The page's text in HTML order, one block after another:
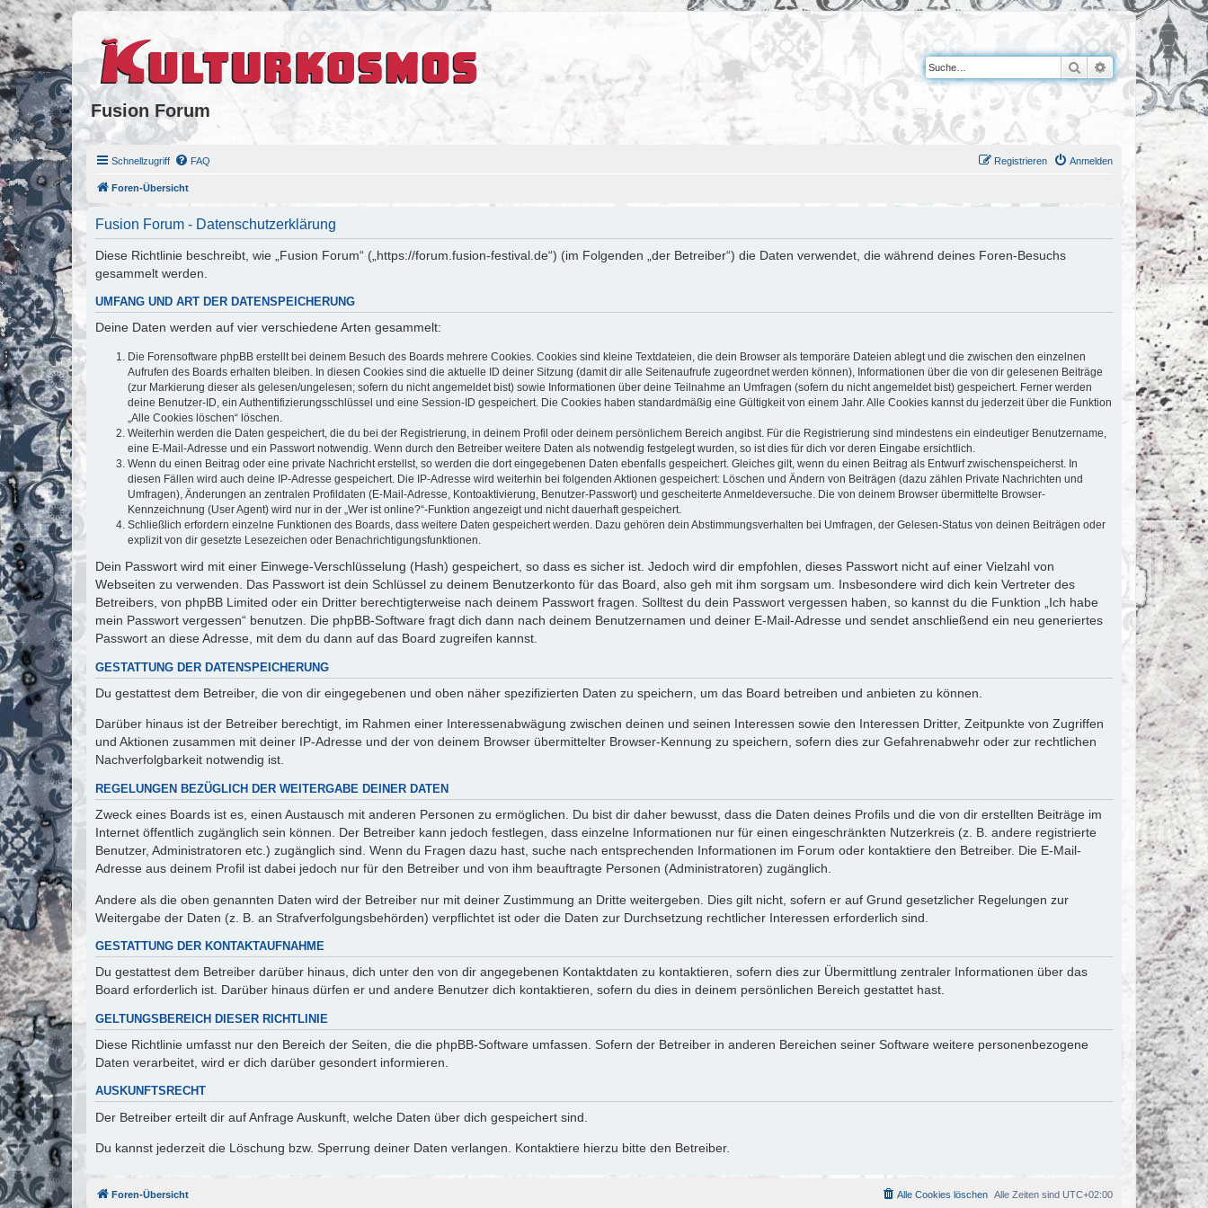
Fusion Forum
Suche Erweiterte Suche
Schnellzugriff FAQ Anmelden
Registrieren
Foren-Übersicht
Fusion Forum - Datenschutzerklärung
Diese Richtlinie beschreibt, wie „Fusion Forum“ („https://forum.fusion-festival.de“) (im Folgenden „der Betreiber“) die Daten verwendet, die während deines Foren-Besuchs
gesammelt werden.
UMFANG UND ART DER DATENSPEICHERUNG
Deine Daten werden auf vier verschiedene Arten gesammelt:
Die Forensoftware phpBB erstellt bei deinem Besuch des Boards mehrere Cookies. Cookies sind kleine Textdateien, die dein Browser als temporäre Dateien ablegt und die zwischen den einzelnen
Aufrufen des Boards erhalten bleiben. In diesen Cookies sind die aktuelle ID deiner Sitzung (damit dir alle Seitenaufrufe zugeordnet werden können), Informationen über die von dir gelesenen Beiträge
(zur Markierung dieser als gelesen/ungelesen; sofern du nicht angemeldet bist) sowie Informationen über deine Teilnahme an Umfragen (sofern du nicht angemeldet bist) gespeichert. Ferner werden
deine Benutzer-ID, ein Authentifizierungsschlüssel und eine Session-ID gespeichert. Die Cookies haben standardmäßig eine Gültigkeit von einem Jahr. Alle Cookies kannst du jederzeit über die Funktion
„Alle Cookies löschen“ löschen.
Weiterhin werden die Daten gespeichert, die du bei der Registrierung, in deinem Profil oder deinem persönlichem Bereich angibst. Für die Registrierung sind mindestens ein eindeutiger Benutzername,
eine E-Mail-Adresse und ein Passwort notwendig. Wenn durch den Betreiber weitere Daten als notwendig festgelegt wurden, so ist dies für dich vor deren Eingabe ersichtlich.
Wenn du einen Beitrag oder eine private Nachricht erstellst, so werden die dort eingegebenen Daten ebenfalls gespeichert. Gleiches gilt, wenn du einen Beitrag als Entwurf zwischenspeicherst. In
diesen Fällen wird auch deine IP-Adresse gespeichert. Die IP-Adresse wird weiterhin bei folgenden Aktionen gespeichert: Löschen und Ändern von Beiträgen (dazu zählen Private Nachrichten und
Umfragen), Änderungen an zentralen Profildaten (E-Mail-Adresse, Kontoaktivierung, Benutzer-Passwort) und gescheiterte Anmeldeversuche. Die von deinem Browser übermittelte Browser-
Kennzeichnung (User Agent) wird nur in der „Wer ist online?“-Funktion angezeigt und nicht dauerhaft gespeichert.
Schließlich erfordern einzelne Funktionen des Boards, dass weitere Daten gespeichert werden. Dazu gehören dein Abstimmungsverhalten bei Umfragen, der Gelesen-Status von deinen Beiträgen oder
explizit von dir gesetzte Lesezeichen oder Benachrichtigungsfunktionen.
Dein Passwort wird mit einer Einwege-Verschlüsselung (Hash) gespeichert, so dass es sicher ist. Jedoch wird dir empfohlen, dieses Passwort nicht auf einer Vielzahl von
Webseiten zu verwenden. Das Passwort ist dein Schlüssel zu deinem Benutzerkonto für das Board, also geh mit ihm sorgsam um. Insbesondere wird dich kein Vertreter des
Betreibers, von phpBB Limited oder ein Dritter berechtigterweise nach deinem Passwort fragen. Solltest du dein Passwort vergessen haben, so kannst du die Funktion „Ich habe
mein Passwort vergessen“ benutzen. Die phpBB-Software fragt dich dann nach deinem Benutzernamen und deiner E-Mail-Adresse und sendet anschließend ein neu generiertes
Passwort an diese Adresse, mit dem du dann auf das Board zugreifen kannst.
GESTATTUNG DER DATENSPEICHERUNG
Du gestattest dem Betreiber, die von dir eingegebenen und oben näher spezifizierten Daten zu speichern, um das Board betreiben und anbieten zu können.
Darüber hinaus ist der Betreiber berechtigt, im Rahmen einer Interessenabwägung zwischen deinen und seinen Interessen sowie den Interessen Dritter, Zeitpunkte von Zugriffen
und Aktionen zusammen mit deiner IP-Adresse und der von deinem Browser übermittelter Browser-Kennung zu speichern, sofern dies zur Gefahrenabwehr oder zur rechtlichen
Nachverfolgbarkeit notwendig ist.
REGELUNGEN BEZÜGLICH DER WEITERGABE DEINER DATEN
Zweck eines Boards ist es, einen Austausch mit anderen Personen zu ermöglichen. Du bist dir daher bewusst, dass die Daten deines Profils und die von dir erstellten Beiträge im
Internet öffentlich zugänglich sein können. Der Betreiber kann jedoch festlegen, dass einzelne Informationen nur für einen eingeschränkten Nutzerkreis (z. B. andere registrierte
Benutzer, Administratoren etc.) zugänglich sind. Wenn du Fragen dazu hast, suche nach entsprechenden Informationen im Forum oder kontaktiere den Betreiber. Die E-Mail-
Adresse aus deinem Profil ist dabei jedoch nur für den Betreiber und von ihm beauftragte Personen (Administratoren) zugänglich.
Andere als die oben genannten Daten wird der Betreiber nur mit deiner Zustimmung an Dritte weitergeben. Dies gilt nicht, sofern er auf Grund gesetzlicher Regelungen zur
Weitergabe der Daten (z. B. an Strafverfolgungsbehörden) verpflichtet ist oder die Daten zur Durchsetzung rechtlicher Interessen erforderlich sind.
GESTATTUNG DER KONTAKTAUFNAHME
Du gestattest dem Betreiber darüber hinaus, dich unter den von dir angegebenen Kontaktdaten zu kontaktieren, sofern dies zur Übermittlung zentraler Informationen über das
Board erforderlich ist. Darüber hinaus dürfen er und andere Benutzer dich kontaktieren, sofern du dies in deinem persönlichen Bereich gestattet hast.
GELTUNGSBEREICH DIESER RICHTLINIE
Diese Richtlinie umfasst nur den Bereich der Seiten, die die phpBB-Software umfassen. Sofern der Betreiber in anderen Bereichen seiner Software weitere personenbezogene
Daten verarbeitet, wird er dich darüber gesondert informieren.
AUSKUNFTSRECHT
Der Betreiber erteilt dir auf Anfrage Auskunft, welche Daten über dich gespeichert sind.
Du kannst jederzeit die Löschung bzw. Sperrung deiner Daten verlangen. Kontaktiere hierzu bitte den Betreiber.
Foren-Übersicht Alle Zeiten sind UTC+02:00
Alle Cookies löschen